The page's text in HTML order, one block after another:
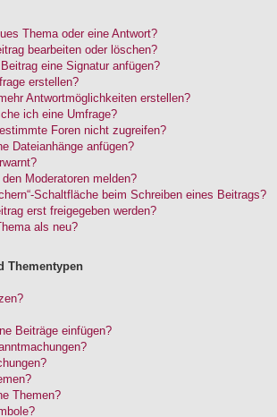
Thema oder eine Antwort?
bearbeiten oder löschen?
eine Signatur anfügen?
erstellen?
Antwortmöglichkeiten erstellen?
ich eine Umfrage?
Foren nicht zugreifen?
Dateianhänge anfügen?
Moderatoren melden?
Schaltfläche beim Schreiben eines Beitrags?
erst freigegeben werden?
als neu?
Thementypen
Beiträge einfügen?
Themen?